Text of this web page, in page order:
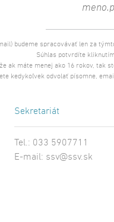
budeme spracovávať len za
Súhlas potvrdíte
ak máte menej ako 16 rokov, tak
kedykoľvek odvolať písomne,
Sekretariát
Tel.: 033 5907711
E-mail: ssv@ssv.sk